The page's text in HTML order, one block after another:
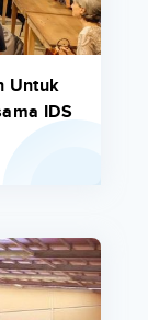
Untuk
IDS